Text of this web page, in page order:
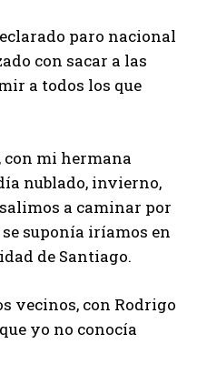
paro nacional
con sacar a las
a todos los que
con mi hermana
nublado, invierno,
a caminar por
suponía iríamos en
de Santiago.
vecinos, con Rodrigo
yo no conocía